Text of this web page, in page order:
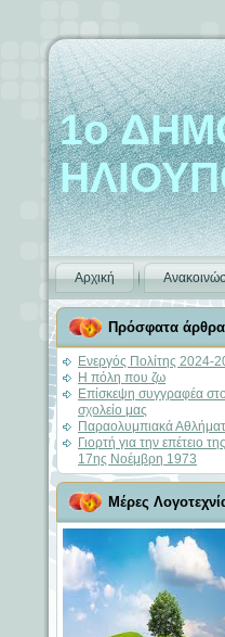
1ο
Αρχική
Πρόσφατα άρθρα
Ενεργός Πολίτης 2024-
Η πόλη που ζω
Επίσκεψη συγγραφέα στο
σχολείο μας
Παραολυμπιακά
Γιορτή για την επέτειο της
17ης Νοέμβρη 1973
Μέρες